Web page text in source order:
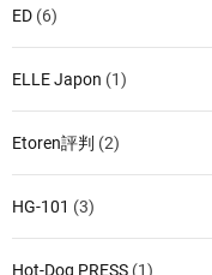
ED (6)
ELLE Japon (1)
Etoren評判 (2)
HG-101 (3)
Hot-Dog PRESS (1)